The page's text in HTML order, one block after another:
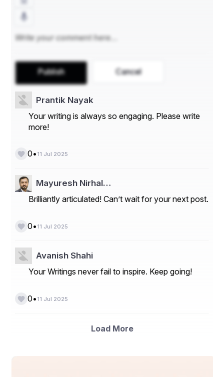
ନାରଦ ହେଉଛନ୍ତି ଜ୍ଞାନ ଭକ୍ତି ର ଜ୍ଵାଳା ଅବିରାମ ଆଣି ।।
ନା ଲାଗିଥିଲେ ସେ ମନ୍ଦିର ରେ,
ନା ଥିଲେ ଗହୀର ତପସ୍ୟା ଘୋର ଜଙ୍ଗଲ ରେ ।
ତଥାପି ସତ୍ୟର ମାର୍ଗରେ ସଂଚାଳକ,
ସେ ମନୁଷ୍ୟ ହୃଦୟ ରେ ଭକ୍ତି ଆବେଗ ର ଉତ୍ପାଦକ ।।
ସାରା ପୁରାଣ ଗାଁଏ ଏକ ଗାଥା,
ନାରଦଙ୍କ ଶ୍ରେଷ୍ଠତା ହେଉଛି ଅମର ଉପକାଥା ।
     ବ୍ରହ୍ମପୁର ଗଞ୍ଜାମ !!
Publish Cancel
Prantik Nayak
Your writing is always so engaging. Please write
more!
0• 11 Jul 2025
Mayuresh Nirhal…
Brilliantly articulated! Can’t wait for your next post.
0• 11 Jul 2025
Avanish Shahi
Your Writings never fail to inspire. Keep going!
0• 11 Jul 2025
Load More